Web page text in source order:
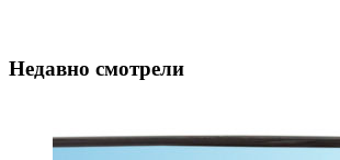
Недавно смотрели